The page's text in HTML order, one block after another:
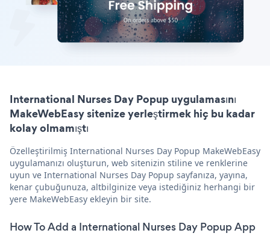
International Nurses Day Popup uygulamasını
MakeWebEasy sitenize yerleştirmek hiç bu kadar
kolay olmamıştı
Özelleştirilmiş International Nurses Day Popup MakeWebEasy
uygulamanızı oluşturun, web sitenizin stiline ve renklerine
uyun ve International Nurses Day Popup sayfanıza, yayına,
kenar çubuğunuza, altbilginize veya istediğiniz herhangi bir
yere MakeWebEasy ekleyin bir site.
How To Add a International Nurses Day Popup App